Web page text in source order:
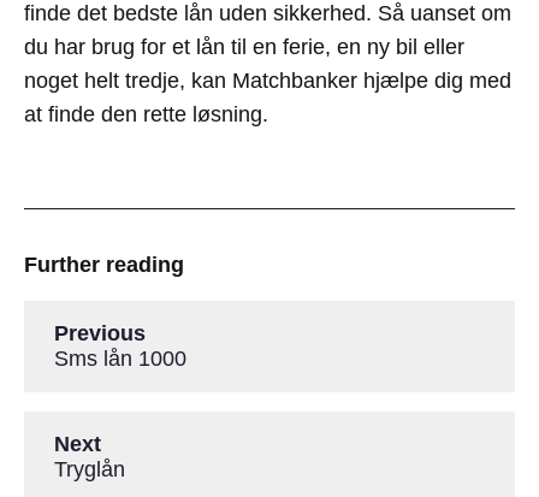
finde det bedste lån uden sikkerhed. Så uanset om
du har brug for et lån til en ferie, en ny bil eller
noget helt tredje, kan Matchbanker hjælpe dig med
at finde den rette løsning.
Further reading
Previous
Sms lån 1000
Next
Tryglån